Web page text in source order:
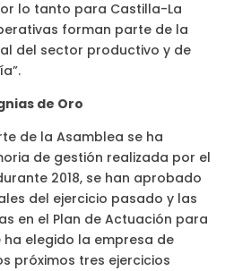
lo tanto para Castilla-La
forman parte de la
del sector productivo y de
de Oro
de la Asamblea se ha
de gestión realizada por el
2018, se han aprobado
del ejercicio pasado y las
en el Plan de Actuación para
ha elegido la empresa de
próximos tres ejercicios